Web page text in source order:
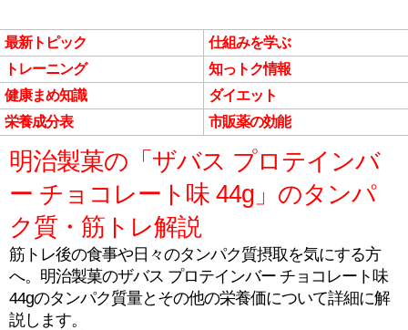
最新トピック
仕組みを学ぶ
トレーニング
知っトク情報
健康まめ知識
ダイエット
栄養成分表
市販薬の効能
明治製菓の「ザバス プロテインバ
ー チョコレート味 44g」のタンパ
ク質・筋トレ解説
筋トレ後の食事や日々のタンパク質摂取を気にする方
へ。明治製菓のザバス プロテインバー チョコレート味
44gのタンパク質量とその他の栄養価について詳細に解
説します。